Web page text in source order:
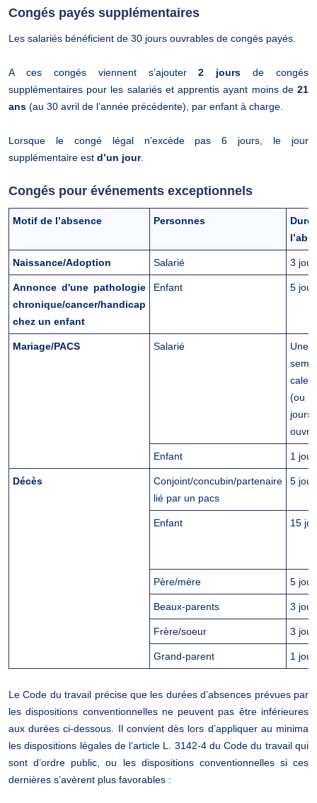
Congés payés supplémentaires
Les salariés bénéficient de 30 jours ouvrables de congés payés.
A ces congés viennent s’ajouter2 jours de congés
supplémentaires pour les salariés et apprentis ayant moins de 21
ans (au 30 avril de l’année précédente), par enfant à charge.
Lorsque le congé légal n’excède pas 6 jours, le jour
supplémentaire est d’un jour.
Congés pour événements exceptionnels
Motif de l’absence Personnes
Naissance/Adoption Salarié 3
Annonce d'une pathologie
chronique/cancer/handicap
chez un enfant
Enfant 5
Mariage/PACS Salarié
Une
jours
Enfant 1 jour
Décès
Conjoint/concubin/partenaire
lié par un pacs
5
Enfant 15
Père/mère 5
Beaux-parents 3
Frère/soeur 3
Grand-parent 1 jour
Le Code du travail précise que les durées d’absences prévues par
les dispositions conventionnelles ne peuvent pas être inférieures
aux durées ci-dessous. Il convient dès lors d’appliquer au minima
les dispositions légales de l’article L. 3142-4 du Code du travail qui
sont d’ordre public, ou les dispositions conventionnelles si ces
dernières s’avèrent plus favorables :